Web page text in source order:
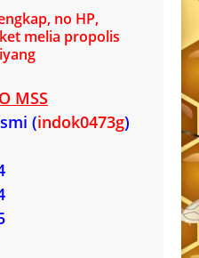
no HP,
melia propolis
MSS
(indok0473g)